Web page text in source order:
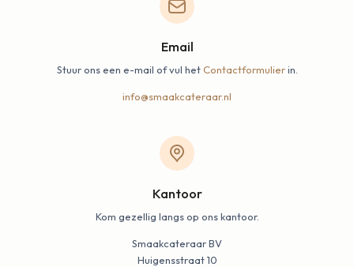
Email
Stuur ons een e-mail of vul hetContactformulierin.
info@smaakcateraar.nl
Kantoor
Kom gezellig langs op ons kantoor.
Smaakcateraar BV
Huigensstraat 10